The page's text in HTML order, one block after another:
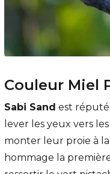
Couleur Miel
Sabi Sand est
lever les yeux vers
monter leur proie à
hommage la